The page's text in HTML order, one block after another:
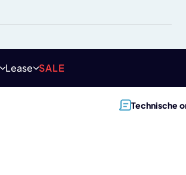
Lease SALE
Technische